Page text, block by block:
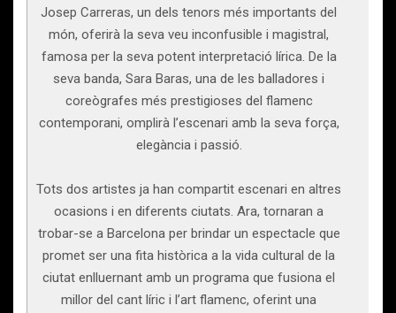
Josep Carreras, un dels tenors més importants del
món, oferirà la seva veu inconfusible i magistral,
famosa per la seva potent interpretació lírica. De la
seva banda, Sara Baras, una de les balladores i
coreògrafes més prestigioses del flamenc
contemporani, omplirà l’escenari amb la seva força,
elegància i passió.
Tots dos artistes ja han compartit escenari en altres
ocasions i en diferents ciutats. Ara, tornaran a
trobar-se a Barcelona per brindar un espectacle que
promet ser una fita històrica a la vida cultural de la
ciutat enlluernant amb un programa que fusiona el
millor del cant líric i l’art flamenc, oferint una